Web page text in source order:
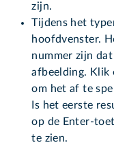
zijn.
Tijdens het
hoofdvenster.
nummer zijn
afbeelding. Klik
om het af te
Is het eerste
op de Enter-
te zien.